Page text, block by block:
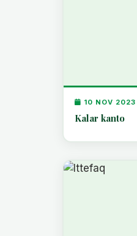
10 NOV 2023
Kalar kanto